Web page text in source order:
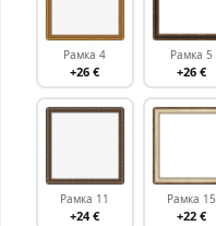
Рамка 4
+26 €
Рамка 5
+26 €
Рамка 11
+24 €
Рамка 15
+22 €